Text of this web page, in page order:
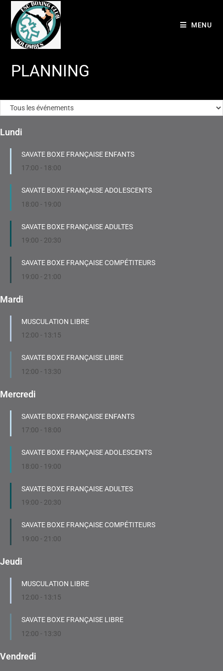
MENU
PLANNING
Lundi
SAVATE BOXE FRANÇAISE ENFANTS
17:00 - 18:00
SAVATE BOXE FRANÇAISE ADOLESCENTS
18:00 - 19:00
SAVATE BOXE FRANÇAISE ADULTES
19:00 - 20:30
SAVATE BOXE FRANÇAISE COMPÉTITEURS
19:00 - 21:00
Mardi
MUSCULATION LIBRE
12:00 - 13:15
SAVATE BOXE FRANÇAISE LIBRE
12:00 - 13:30
Mercredi
SAVATE BOXE FRANÇAISE ENFANTS
17:00 - 18:00
SAVATE BOXE FRANÇAISE ADOLESCENTS
18:00 - 19:00
SAVATE BOXE FRANÇAISE ADULTES
19:00 - 20:30
SAVATE BOXE FRANÇAISE COMPÉTITEURS
19:00 - 21:00
Jeudi
MUSCULATION LIBRE
12:00 - 13:15
SAVATE BOXE FRANÇAISE LIBRE
12:00 - 13:30
Vendredi